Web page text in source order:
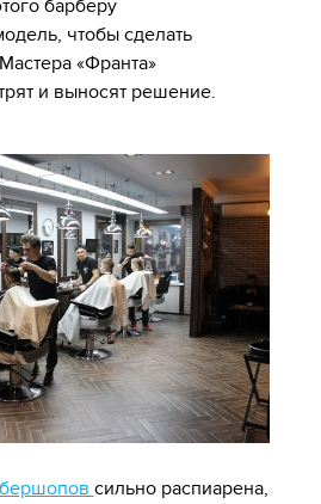
барберу
чтобы сделать
«Франта»
и выносят решение.
сильно распиарена,